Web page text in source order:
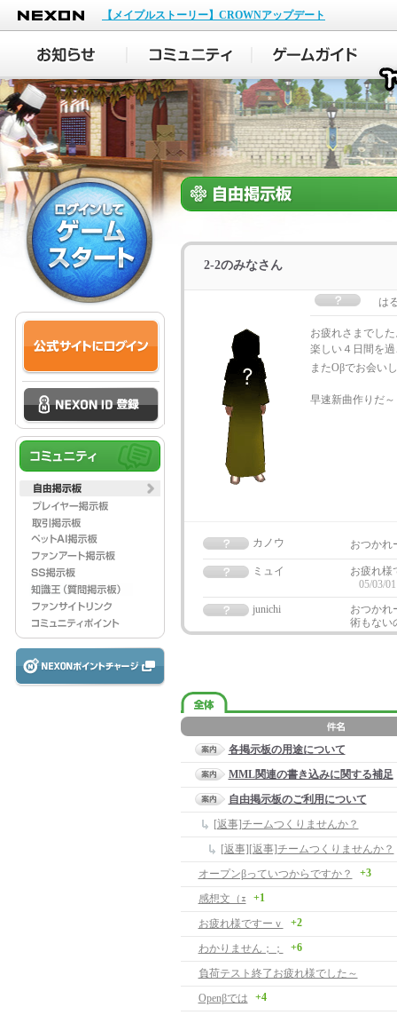
NEXON
【メイプルストーリー】CROWNアップデート
2-2のみなさん
は
お疲れさまでした
楽しい４日間を
またOβでお会い
早速新曲作りだ
カノウ おつかれ
ミュイ
お疲れ様
05/03/
junichi
おつかれ
術もない
各掲示板の用途について
MML関連の書き込みに関する補足
自由掲示板のご利用について
[返事]チームつくりませんか？
[返事][返事]チームつくりませんか？
オープンβっていつからですか？
+3
感想文（ｪ +1
お疲れ様ですーｖ +2
わかりません；； +6
負荷テスト終了お疲れ様でした～
Openβでは
+4